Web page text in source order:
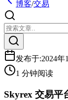
博客/交易
发布于:2024年
1 分钟阅读
Skyrex 交易平